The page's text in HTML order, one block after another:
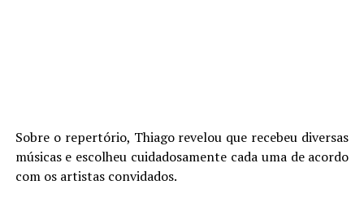
Sobre o repertório, Thiago revelou que recebeu diversas
músicas e escolheu cuidadosamente cada uma de acordo
com os artistas convidados.